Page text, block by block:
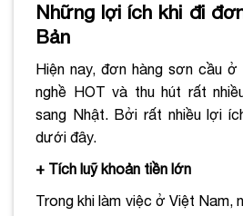
Những lợi ích khi đi
Bản
Hiện nay, đơn hàng sơn cầu ở
nghề HOT và thu hút rất
sang Nhật. Bởi rất nhiều lợi
dưới đây.
+ Tích luỹ khoản tiền lớn
Trong khi làm việc ở Việt Nam,